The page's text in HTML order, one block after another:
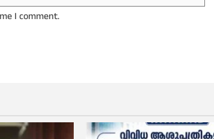
I comment.